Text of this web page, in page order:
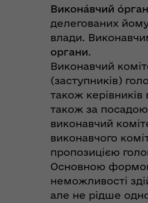
небезпечних
Викона́вчий
делегованих
влади.
органи.
Виконавчий
(заступників)
також керівників
також за посадою
виконавчий
виконавчого
пропозицією
Основною формою
неможливості
але не рідше